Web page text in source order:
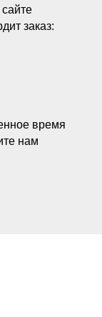
заказ:
время
нам